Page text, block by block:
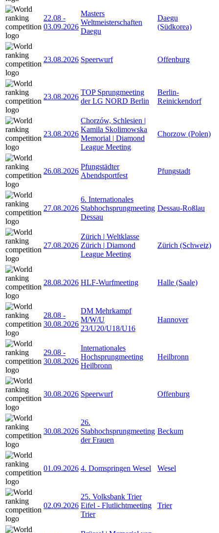
22.08 -
03.09.2026
Masters
Weltmeisterschaften
Daegu
Daegu
(Südkorea)
23.08.2026 Speerwurf Offenburg
23.08.2026
TOP Sprungmeeting
der LG NORD Berlin
Berlin-
Reinickendorf
23.08.2026
Chorzów, Schlesien |
Kamila Skolimowska
Memorial | Diamond
League Meeting
Chorzow (Polen)
26.08.2026
Pfungstädter
Abendsportfest
Pfungstadt
27.08.2026
6. Internationales
Stabhochsprungmeeting
Dessau
Dessau-Roßlau
27.08.2026
Zürich | Weltklasse
Zürich | Diamond
League Meeting
Zürich (Schweiz)
28.08.2026 HLF-Wurfmeeting Halle (Saale)
28.08 -
30.08.2026
DM Mehrkampf
M/W/U
23/U20/U18/U16
Hannover
29.08 -
30.08.2026
Internationales
Hochsprungmeeting
Heilbronn
Heilbronn
30.08.2026 Speerwurf Offenburg
30.08.2026
26.
Stabhochsprungmeeting
der Frauen
Beckum
01.09.2026 4. Domspringen Wesel Wesel
02.09.2026
25. Volksbank Trier
Eifel - Flutlichtmeeting
Trier
Trier